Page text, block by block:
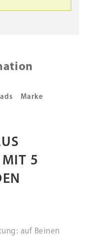
Marke
5
auf Beinen